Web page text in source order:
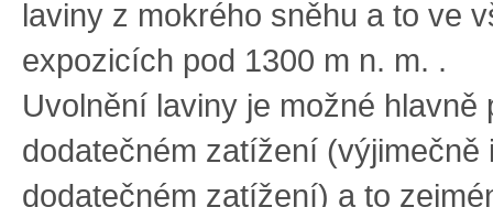
laviny z mokrého sněhu a to ve
expozicích pod 1300 m n. m. .
Uvolnění laviny je možné hlavně
dodatečném zatížení (výjimečně
dodatečném zatížení) a to